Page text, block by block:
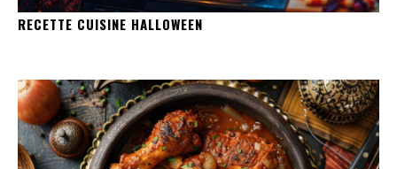
RECETTE CUISINE HALLOWEEN